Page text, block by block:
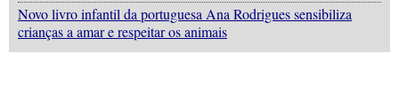
Novo livro infantil da portuguesa Ana Rodrigues sensibiliza
crianças a amar e respeitar os animais